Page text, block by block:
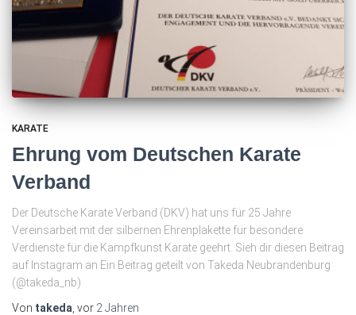
KARATE
Ehrung vom Deutschen Karate
Verband
Der Deutsche Karate Verband (DKV) hat uns für 25 Jahre
Vereinsarbeit mit der silbernen Ehrenplakette für besondere
Verdienste für die Kampfkunst Karate geehrt. Sieh dir diesen Beitrag
auf Instagram an Ein Beitrag geteilt von Takeda Neubrandenburg
(@takeda_nb)
Von takeda , vor 2 Jahren